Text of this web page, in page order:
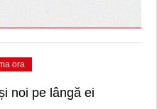
ora
noi pe lângă ei